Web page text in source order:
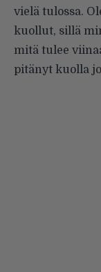
vielä tulossa.
kuollut, sillä
mitä tulee
pitänyt kuolla